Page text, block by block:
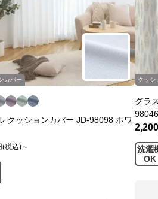
カバー
クッションカバー JD-98098 ホワ
(税込)～
クッシ
グラ
2,200
洗濯
OK